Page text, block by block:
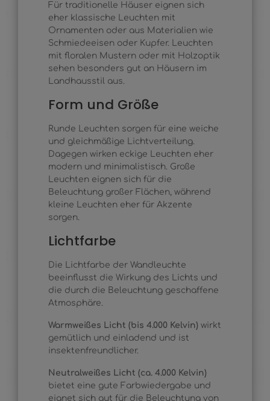
Für traditionelle Häuser eignen sich
eher klassische Leuchten mit
Ornamenten oder aus Materialien wie
Schmiedeeisen oder Kupfer. Leuchten
mit floralen Mustern oder mit Holzoptik
sehen besonders gut an Häusern im
Landhausstil aus.
Form und Größe
Runde Leuchten sorgen für eine weiche
und gleichmäßige Lichtverteilung.
Dagegen wirken eckige Leuchten eher
modern und minimalistisch. Große
Leuchten eignen sich für die
Beleuchtung großer Flächen, während
kleine Leuchten eher für Akzente
sorgen.
Lichtfarbe
Die Lichtfarbe der Wandleuchte
beeinflusst die Wirkung des Lichts und
die durch die Beleuchtung geschaffene
Atmosphäre.
Warmweißes Licht (bis 4.000 Kelvin) wirkt
gemütlich und einladend und ist
insektenfreundlicher.
Neutralweißes Licht (ca. 4.000 Kelvin)
bietet eine gute Farbwiedergabe und
eignet sich gut für die Beleuchtung von